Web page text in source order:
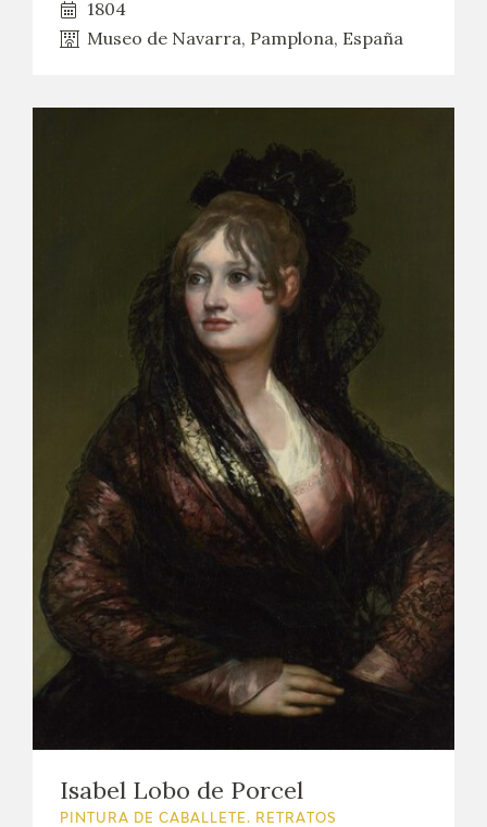
1804
Museo de Navarra, Pamplona, España
Isabel Lobo de Porcel
PINTURA DE CABALLETE. RETRATOS